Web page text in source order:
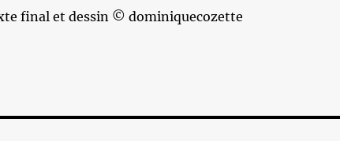
final et dessin © dominiquecozette